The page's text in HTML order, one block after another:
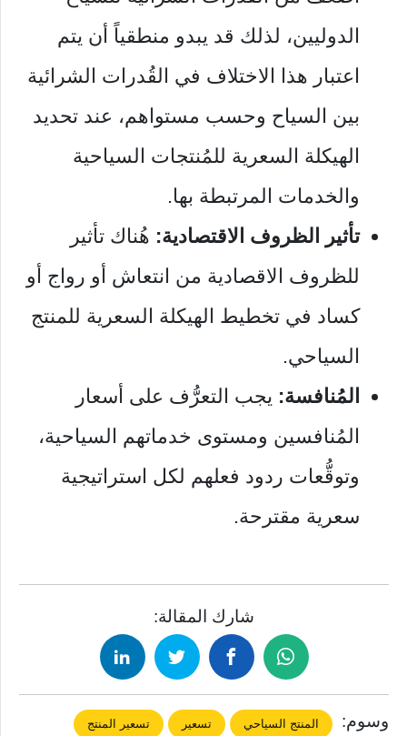
الدوليين، لذلك قد يبدو منطقياً أن يتم
اعتبار هذا الاختلاف في القُدرات الشرائية
بين السياح وحسب مستواهم، عند تحديد
الهيكلة السعرية للمُنتجات السياحية
والخدمات المرتبطة بها.
تأثير الظروف الاقتصادية: هُناك تأثير
للظروف الاقصادية من انتعاش أو رواج أو
كساد في تخطيط الهيكلة السعرية للمنتج
السياحي.
المُنافسة: يجب التعرُّف على أسعار
المُنافسين ومستوى خدماتهم السياحية،
وتوقُّعات ردود فعلهم لكل استراتيجية
سعرية مقترحة.
شارك المقالة:
وسوم: المنتج السياحي تسعير تسعير المنتج